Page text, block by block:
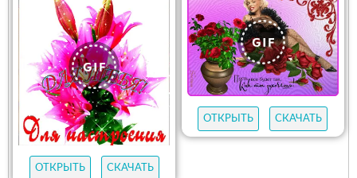
ОТКРЫТЬ СКАЧАТЬ
ОТКРЫТЬ СКАЧАТЬ